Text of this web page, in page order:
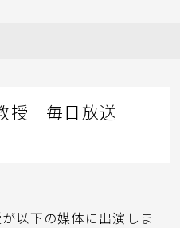
授 毎日放送
が以下の媒体に出演しま